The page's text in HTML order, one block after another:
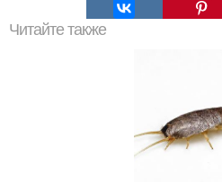
Читайте также